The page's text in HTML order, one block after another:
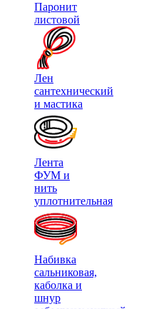
Паронит
листовой
Лен
сантехнический
и мастика
Лента
ФУМ и
нить
уплотнительная
Набивка
сальниковая,
каболка и
шнур